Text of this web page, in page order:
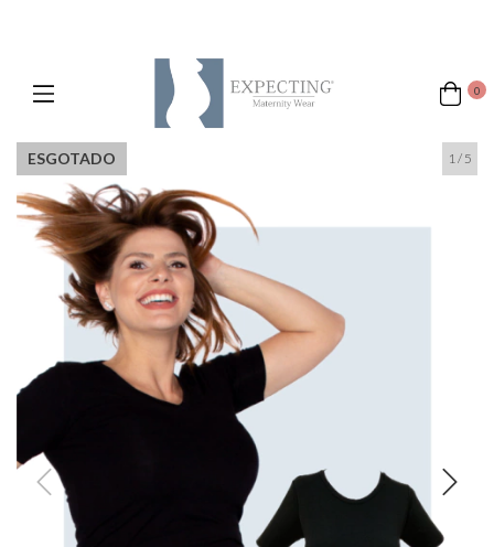
0
ESGOTADO 1/ 5